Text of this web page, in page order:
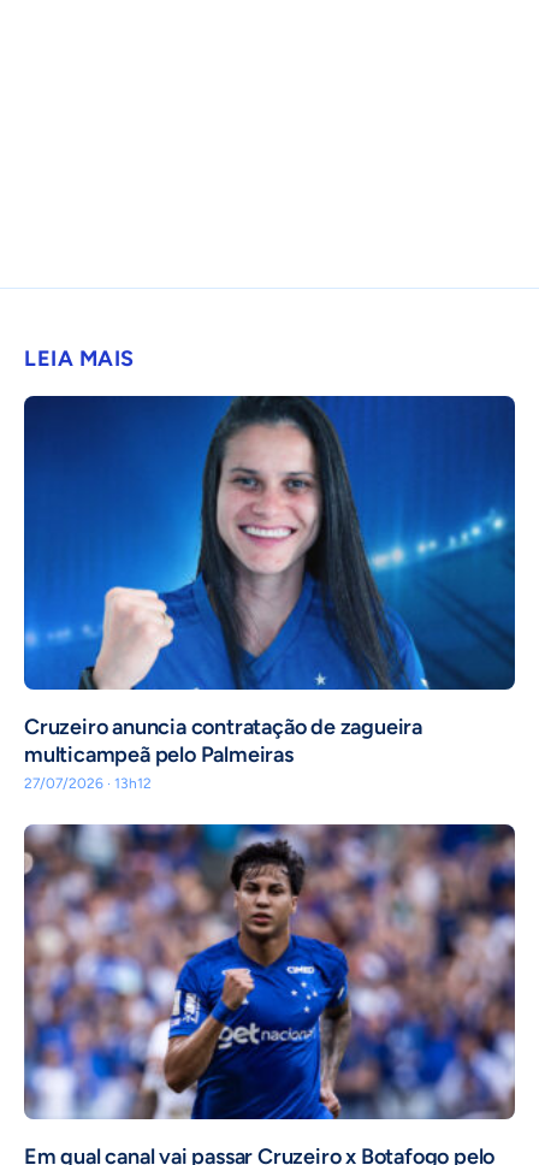
LEIA MAIS
Cruzeiro anuncia contratação de zagueira
multicampeã pelo Palmeiras
27/07/2026 · 13h12
Em qual canal vai passar Cruzeiro x Botafogo pelo